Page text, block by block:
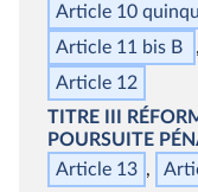
Article 10
Article 11
bis B
Article 12
TITRE III
POURSUITE
Article 13